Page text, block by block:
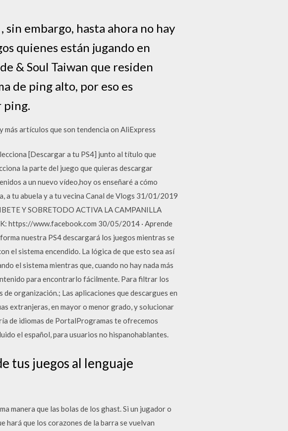
sin embargo, hasta ahora no hay
quienes están jugando en
& Soul Taiwan que residen
de ping alto, por eso es
ping.
artículos que son tendencia on AliExpress
[Descargar a tu PS4] junto al título que
la parte del juego que quieras descargar
a un nuevo vídeo,hoy os enseñaré a cómo
a tu abuela y a tu vecina Canal de Vlogs 31/01/2019
Y SOBRETODO ACTIVA LA CAMPANILLA
https://www.facebook.com 30/05/2014 · Aprende
nuestra PS4 descargará los juegos mientras se
el sistema encendido. La lógica de que esto sea así
el sistema mientras que, cuando no hay nada más
para encontrarlo fácilmente. Para filtrar los
organización.; Las aplicaciones que descargues en
extranjeras, en mayor o menor grado, y solucionar
de idiomas de PortalProgramas te ofrecemos
el español, para usuarios no hispanohablantes.
tus juegos al lenguaje
manera que las bolas de los ghast. Si un jugador o
que los corazones de la barra se vuelvan